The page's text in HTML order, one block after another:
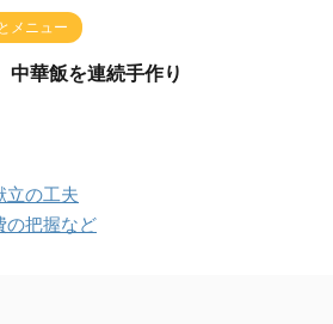
メニュー
中華飯を連続手作り
立の工夫
の把握など